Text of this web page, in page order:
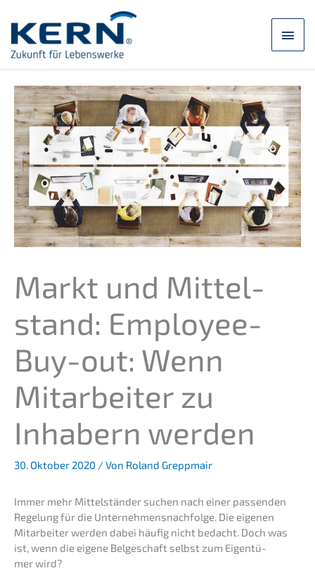
Inhalt
springen
Markt und Mittel­
stand: Employee-
Buy-out: Wenn
Mitar­bei­ter zu
Inhabern werden
30. Oktober 2020 / Von Roland Greppmair
Immer mehr Mittel­stän­der suchen nach einer passen­den
Regelung für die Unternehmens­nachfolge. Die eigenen
Mitar­bei­ter werden dabei häufig nicht bedacht. Doch was
ist, wenn die eigene Belge­schaft selbst zum Eigen­tü­
mer wird?